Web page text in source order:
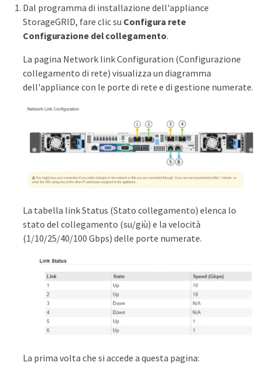
Dal programma di installazione dell'appliance
StorageGRID, fare clic su Configura rete
Configurazione del collegamento.
La pagina Network link Configuration (Configurazione
collegamento di rete) visualizza un diagramma
dell'appliance con le porte di rete e di gestione numerate.
La tabella link Status (Stato collegamento) elenca lo
stato del collegamento (su/giù) e la velocità
(1/10/25/40/100 Gbps) delle porte numerate.
La prima volta che si accede a questa pagina: